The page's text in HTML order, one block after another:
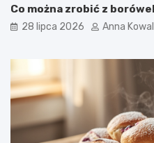
Co można zrobić z
28 lipca 2026 Anna